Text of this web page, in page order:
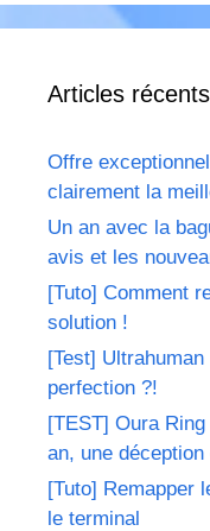
Articles récents
Offre
clairement la
Un an avec la
avis et les
[Tuto] Comment
solution !
[Test]
perfection ?!
[TEST] Oura
an, une
[Tuto] Remapper
le terminal